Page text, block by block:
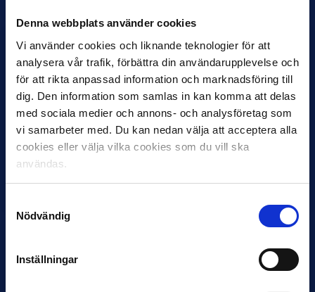
Denna webbplats använder cookies
Vi använder cookies och liknande teknologier för att
analysera vår trafik, förbättra din användarupplevelse och
för att rikta anpassad information och marknadsföring till
dig. Den information som samlas in kan komma att delas
med sociala medier och annons- och analysföretag som
vi samarbeter med. Du kan nedan välja att acceptera alla
cookies eller välja vilka cookies som du vill ska
användas.
Nödvändig
Inställningar
12 JUNI
Favorit i repris för Sirius i maj
Samma vinnare som i…